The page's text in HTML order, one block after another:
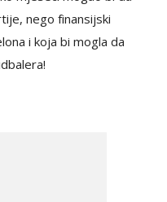
nego finansijski
i koja bi mogla da